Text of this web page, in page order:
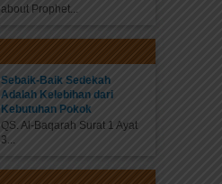
about Prophet...
Sebaik-Baik Sedekah
Adalah Kelebihan dari
Kebutuhan Pokok
QS. Al-Baqarah Surat 1 Ayat
3...